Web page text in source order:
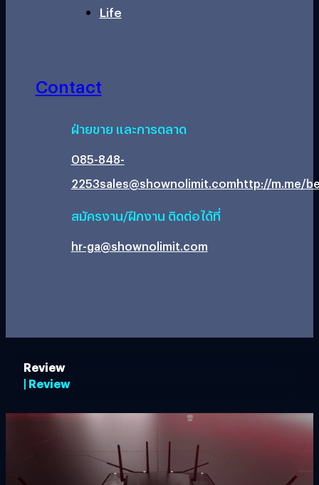
Life
Contact
ฝ่ายขาย และการตลาด
085-848-
2253sales@shownolimit.comhttp://m.me/
สมัครงาน/ฝึกงาน ติดต่อได้ที่
hr-ga@shownolimit.com
Review
| Review